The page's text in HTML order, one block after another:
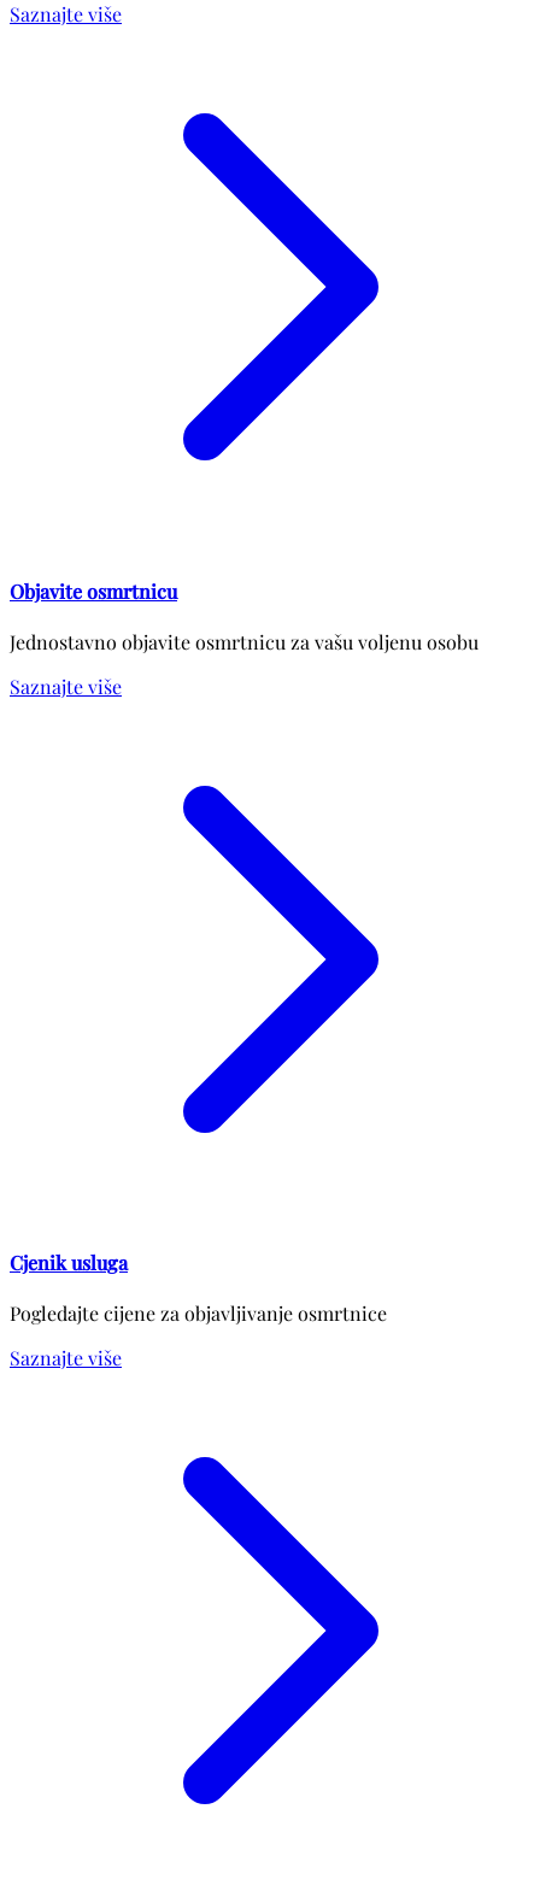
Saznajte više
Objavite osmrtnicu
Jednostavno objavite osmrtnicu za vašu voljenu osobu
Saznajte više
Cjenik usluga
Pogledajte cijene za objavljivanje osmrtnice
Saznajte više